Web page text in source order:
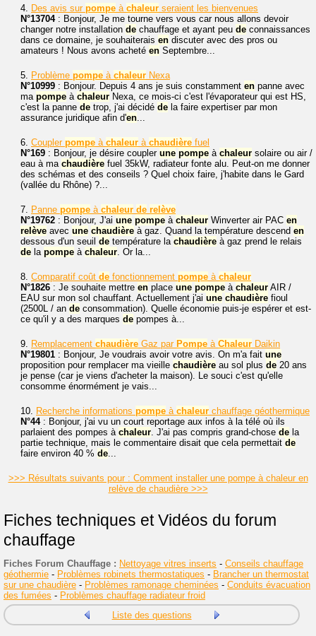
4. Des avis sur pompe à chaleur seraient les bienvenues
N°13704: Bonjour, Je me tourne vers vous car nous allons devoir
changer notre installation de chauffage et ayant peu de connaissances
dans ce domaine, je souhaiterais en discuter avec des pros ou
amateurs ! Nous avons acheté en Septembre...
5. Problème pompe à chaleur Nexa
N°10999 : Bonjour. Depuis 4 ans je suis constamment en panne avec
ma pompe à chaleur Nexa, ce mois-ci c'est l'évaporateur qui est HS,
c'est la panne de trop, j'ai décidé de la faire expertiser par mon
assurance juridique afin d'en...
6. Coupler pompe à chaleur à chaudière fuel
N°169 : Bonjour, je désire coupler une pompe à chaleur solaire ou air /
eau à ma chaudière fuel 35kW, radiateur fonte alu. Peut-on me donner
des schémas et des conseils ? Quel choix faire, j'habite dans le Gard
(vallée du Rhône) ?...
7. Panne pompe à chaleur de relève
N°19762 : Bonjour, J'ai une pompe à chaleur Winverter air PAC en
relève avec une chaudière à gaz. Quand la température descend en
dessous d'un seuil de température la chaudière à gaz prend le relais
de la pompe à chaleur. Or la...
8. Comparatif coût de fonctionnement pompe à chaleur
N°1826 : Je souhaite mettre en place une pompe à chaleur AIR /
EAU sur mon sol chauffant. Actuellement j'ai une chaudière fioul
(2500L / an de consommation). Quelle économie puis-je espérer et est-
ce qu'il y a des marques de pompes à...
9. Remplacement chaudière Gaz par Pompe à Chaleur Daikin
N°19801 : Bonjour, Je voudrais avoir votre avis. On m'a fait une
proposition pour remplacer ma vieille chaudière au sol plus de 20 ans
je pense (car je viens d'acheter la maison). Le souci c'est qu'elle
consomme énormément je vais...
10. Recherche informations pompe à chaleur chauffage géothermique
N°44: Bonjour, j'ai vu un court reportage aux infos à la télé où ils
parlaient des pompes à chaleur. J'ai pas compris grand-chose de la
partie technique, mais le commentaire disait que cela permettait de
faire environ 40 % de...
>>> Résultats suivants pour : Comment installer une pompe à chaleur en
relève de chaudière >>>
Fiches techniques et Vidéos du forum
chauffage
Fiches Forum Chauffage : Nettoyage vitres inserts - Conseils chauffage
géothermie - Problèmes robinets thermostatiques - Brancher un thermostat
sur une chaudière - Problèmes ramonage cheminées - Conduits évacuation
des fumées - Problèmes chauffage radiateur froid
Liste des questions